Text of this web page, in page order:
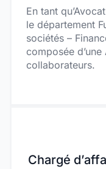
En tant
le département
sociétés –
composée
collaborateurs.
Chargé